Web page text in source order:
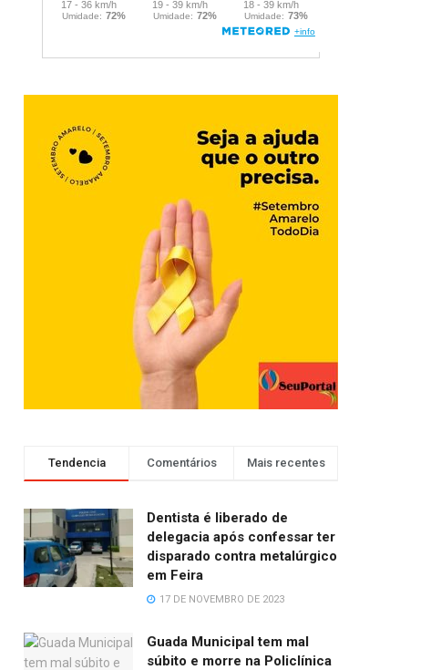
Tendencia Comentários Mais recentes
Dentista é liberado de
delegacia após confessar ter
disparado contra metalúrgico
em Feira
17 DE NOVEMBRO DE 2023
Guada Municipal tem mal
súbito e morre na Policlínica